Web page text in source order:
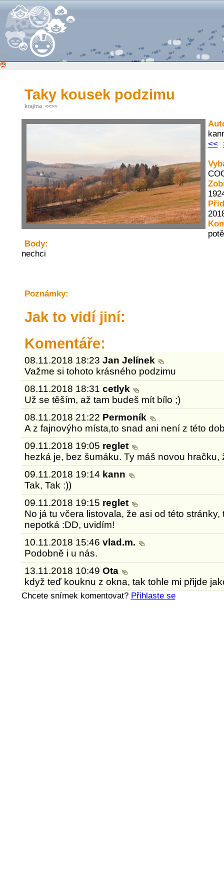
Taky kousek podzimu
krajina <<>>
<<
Body:
nechci
Poznámky:
Jak to vidí jiní:
Komentáře:
08.11.2018 18:23Jan Jelínek
Važme si tohoto krásného podzimu
08.11.2018 18:31cetlyk
Už se těším, až tam budeš mít bílo ;)
08.11.2018 21:22 Permoník
A z fajnovýho místa,to snad ani není z této
09.11.2018 19:05 reglet
hezká je, bez šumáku. Ty máš novou hračku,
09.11.2018 19:14 kann
Tak, Tak :))
09.11.2018 19:15 reglet
No já tu včera listovala, že asi od této
nepotká :DD, uvidím!
10.11.2018 15:46vlad.m.
Podobně i u nás.
13.11.2018 10:49Ota
když teď kouknu z okna, tak tohle mi přijde
Chcete snímek komentovat? Přihlaste se